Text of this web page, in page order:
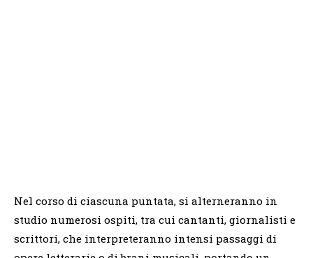
Nel corso di ciascuna puntata, si alterneranno in
studio numerosi ospiti, tra cui cantanti, giornalisti e
scrittori, che interpreteranno intensi passaggi di